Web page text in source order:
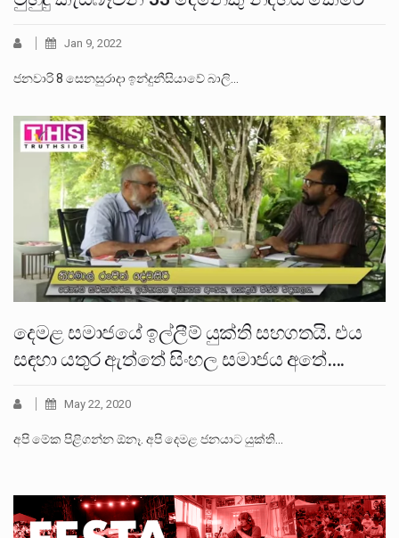
Jan 9, 2022
ජනවාරි 8 සෙනසුරාදා ඉන්දුනීසියාවේ බාලි…
දෙමළ සමාජයේ ඉල්ලීම් යුක්ති සහගතයි. එය
සඳහා යතුර ඇත්තේ සිංහල සමාජය අතේ….
May 22, 2020
අපි මේක පිළිගන්න ඕනෑ. අපි දෙමළ ජනයාට යුක්ති…